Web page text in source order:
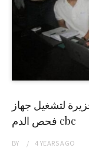
لتشغيل جهاز
فحص الدم cbc
BY 4 YEARSAGO